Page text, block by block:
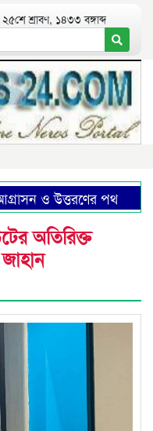
শ্রাবণ, ১৪৩৩ বঙ্গাব্দ
ও উত্তরণের পথ
অতিরিক্ত